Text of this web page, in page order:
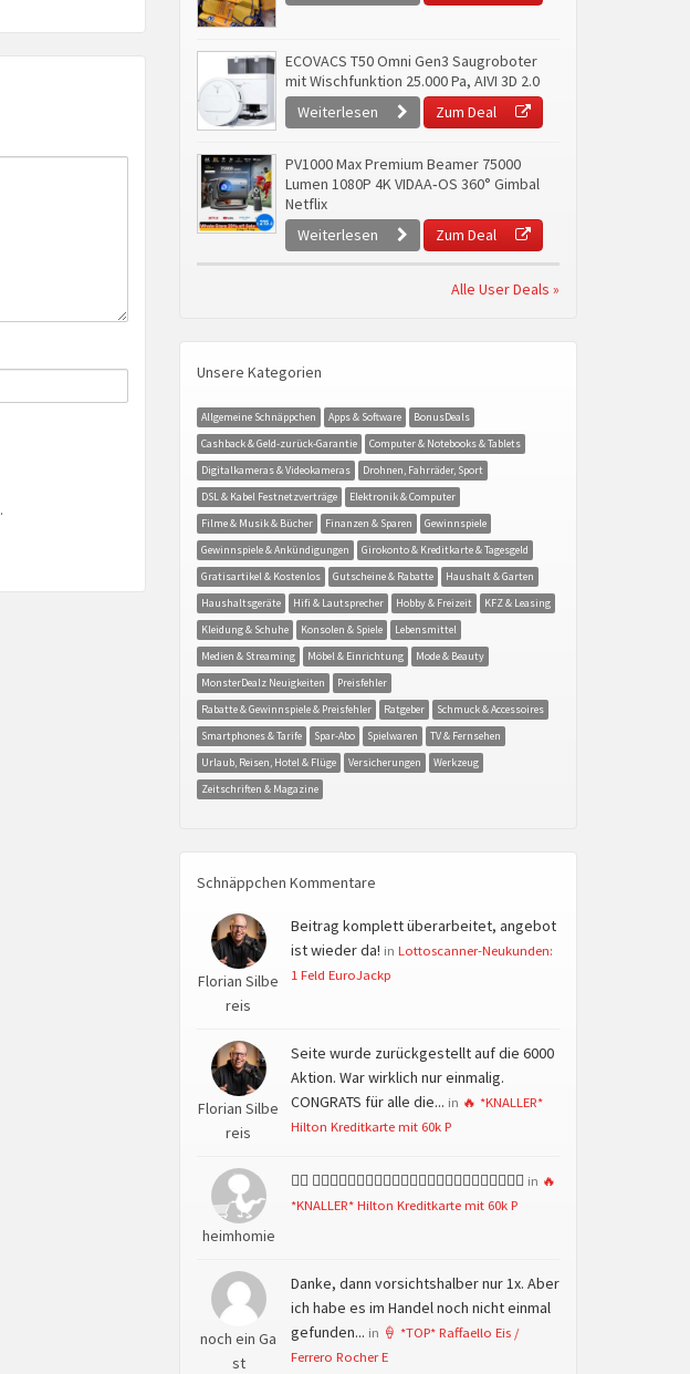
.
ECOVACS T50 Omni Gen3 Saugroboter
mit Wischfunktion 25.000 Pa, AIVI 3D 2.0
Weiterlesen
Zum Deal
PV1000 Max Premium Beamer 75000
Lumen 1080P 4K VIDAA‑OS 360° Gimbal
Netflix
Weiterlesen
Zum Deal
Alle User Deals »
Unsere Kategorien
Allgemeine Schnäppchen Apps & Software
BonusDeals
Cashback & Geld-zurück-Garantie
Computer & Notebooks & Tablets
Digitalkameras & Videokameras
Drohnen, Fahrräder, Sport
DSL & Kabel Festnetzverträge
Elektronik & Computer
Filme & Musik & Bücher
Finanzen & Sparen
Gewinnspiele
Gewinnspiele & Ankündigungen
Girokonto & Kreditkarte & Tagesgeld
Gratisartikel & Kostenlos
Gutscheine & Rabatte
Haushalt & Garten
Haushaltsgeräte
Hifi & Lautsprecher Hobby & Freizeit
KFZ & Leasing
Kleidung & Schuhe
Konsolen & Spiele
Lebensmittel
Medien & Streaming
Möbel & Einrichtung
Mode & Beauty
MonsterDealz Neuigkeiten
Preisfehler
Rabatte & Gewinnspiele & Preisfehler
Ratgeber
Schmuck & Accessoires
Smartphones & Tarife
Spar-Abo Spielwaren
TV & Fernsehen
Urlaub, Reisen, Hotel & Flüge
Versicherungen
Werkzeug
Zeitschriften & Magazine
Schnäppchen Kommentare
Florian Silbe
reis
Beitrag komplett überarbeitet, angebot
ist wieder da! in Lottoscanner-Neukunden:
1 Feld EuroJackp
Florian Silbe
reis
Seite wurde zurückgestellt auf die 6000
Aktion. War wirklich nur einmalig.
CONGRATS für alle die... in 🔥 *KNALLER*
Hilton Kreditkarte mit 60k P
heimhomie
👍🏻 👍🏻👍🏻👍🏻👍🏻👍🏻👍🏻👍🏻👍🏻👍🏻👍🏻👍🏻👍🏻 in 🔥
*KNALLER* Hilton Kreditkarte mit 60k P
noch ein Ga
st
Danke, dann vorsichtshalber nur 1x. Aber
ich habe es im Handel noch nicht einmal
gefunden... in 🍦 *TOP* Raffaello Eis /
Ferrero Rocher E